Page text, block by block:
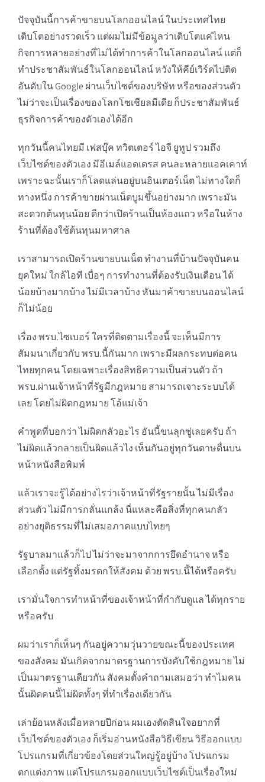
ปัจจุบันนี้การค้าขายบนโลกออนไลน์ ในประเทศไทย
เติบโตอย่างรวดเร็ว แต่ผมไม่มีข้อมูลว่าเติบโตแค่ไหน
กิจการหลายอย่างที่ไม่ได้ทำการค้าในโลกออนไลน์ แต่ก็
ทำประชาสัมพันธ์ในโลกออนไลน์ หวังให้คีย์เวิร์ดไปติด
อันดับใน Google ผ่านเว็บไซต์ของบริษัท หรือของส่วนตัว
ไม่ว่าจะเป็นเรื่องของโลกโซเชียลมีเดีย ก็ประชาสัมพันธ์
ธุรกิจการค้าของตัวเองได้อีก
ทุกวันนี้คนไทยมี เฟสบุ๊ค ทวิตเตอร์ ไอจี ยูทูป รวมถึง
เว็บไซต์ของตัวเอง มีอีเมล์แอดเดรส คนละหลายแอคเคาท์
เพราะฉะนั้นเราก็โลดแล่นอยู่บนอินเตอร์เน็ต ไม่ทางใดก็
ทางหนึ่ง การค้าขายผ่านเน็ตบูมขึ้นอย่างมาก เพราะมัน
สะดวกต้นทุนน้อย ดีกว่าเปิดร้านเป็นห้องแถว หรือในห้าง
ร้านที่ต้องใช้ต้นทุนมหาศาล
เราสามารถเปิดร้านขายบนเน็ต ทำงานที่บ้านปัจจุบันคน
ยุคใหม่ ใกล้ไอที เบื่อๆ การทำงานที่ต้องรับเงินเดือน ได้
น้อยบ้างมากบ้าง ไม่มีเวลาบ้าง หันมาค้าขายบนออนไลน์
ก็ไม่น้อย
เรื่อง พรบ.ไซเบอร์ ใครที่ติดตามเรื่องนี้ จะเห็นมีการ
สัมมนาเกี่ยวกับ พรบ.นี้กันมาก เพราะมีผลกระทบต่อคน
ไทยทุกคน โดยเฉพาะเรื่องสิทธิความเป็นส่วนตัว ถ้า
พรบ.ผ่านเจ้าหน้าที่รัฐมีกฎหมาย สามารถเจาะระบบได้
เลย โดยไม่ผิดกฎหมาย โอ้แม่เจ้า
คำพูดที่บอกว่า ไม่ผิดกลัวอะไร อันนี้ขนลุกซู่เลยครับ ถ้า
ไม่ผิดแล้วกลายเป็นผิดแล้วไง เห็นกันอยู่ทุกวันดาษดื่นบน
หน้าหนังสือพิมพ์
แล้วเราจะรู้ได้อย่างไรว่าเจ้าหน้าที่รัฐรายนั้น ไม่มีเรื่อง
ส่วนตัว ไม่มีการกลั่นแกล้ง นี่แหละคือสิ่งที่ทุกคนกลัว
อย่างยุติธรรมที่ไม่เสมอภาคแบบไทยๆ
รัฐบาลมาแล้วก็ไป ไม่ว่าจะมาจากการยึดอำนาจ หรือ
เลือกตั้ง แต่รัฐทิ้งมรดกให้สังคม ด้วย พรบ.นี้ได้หรือครับ
เรามั่นใจการทำหน้าที่ของเจ้าหน้าที่กำกับดูแล ได้ทุกราย
หรือครับ
ผมว่าเราก็เห็นๆ กันอยู่ความวุ่นวายขณะนี้ของประเทศ
ของสังคม มันเกิดจากมาตรฐานการบังคับใช้กฎหมาย ไม่
เป็นมาตรฐานเดียวกัน สังคมตั้งคำถามเสมอว่า ทำไมคน
นั้นผิดคนนี้ไม่ผิดทั้งๆ ที่ทำเรื่องเดียวกัน
เล่าย้อนหลังเมื่อหลายปีก่อน ผมเองตัดสินใจอยากที่
เว็บไซต์ของตัวเอง ก็เริ่มอ่านหนังสือวิธีเขียน วิธีออกแบบ
โปรแกรมที่เกี่ยวข้องโดยส่วนใหญ่รู้อยู่บ้าง โปรแกรม
ตกแต่งภาพ แต่โปรแกรมออกแบบเว็บไซต์เป็นเรื่องใหม่